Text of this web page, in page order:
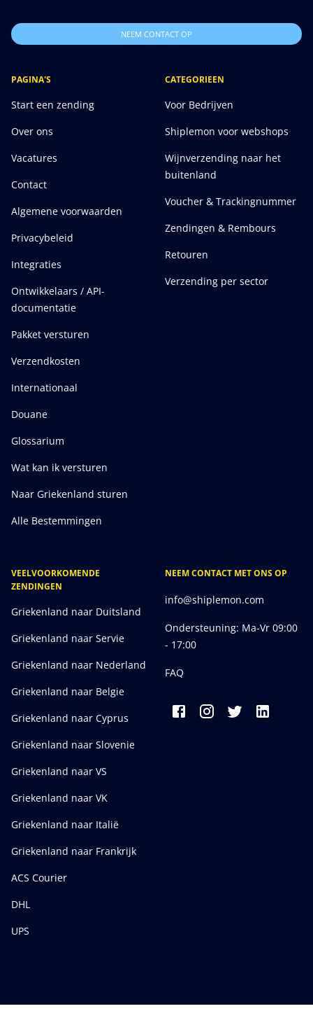
NEEM CONTACT OP
PAGINA'S
Start een zending
Over ons
Vacatures
Contact
Algemene voorwaarden
Privacybeleid
Integraties
Ontwikkelaars / API-
documentatie
Pakket versturen
Verzendkosten
Internationaal
Douane
Glossarium
Wat kan ik versturen
Naar Griekenland sturen
Alle Bestemmingen
CATEGORIEEN
Voor Bedrijven
Shiplemon voor webshops
Wijnverzending naar het
buitenland
Voucher & Trackingnummer
Zendingen & Rembours
Retouren
Verzending per sector
VEELVOORKOMENDE
ZENDINGEN
Griekenland naar Duitsland
Griekenland naar Servie
Griekenland naar Nederland
Griekenland naar Belgie
Griekenland naar Cyprus
Griekenland naar Slovenie
Griekenland naar VS
Griekenland naar VK
Griekenland naar Italië
Griekenland naar Frankrijk
ACS Courier
DHL
UPS
NEEM CONTACT MET ONS OP
info@shiplemon.com
Ondersteuning: Ma-Vr 09:00
- 17:00
FAQ